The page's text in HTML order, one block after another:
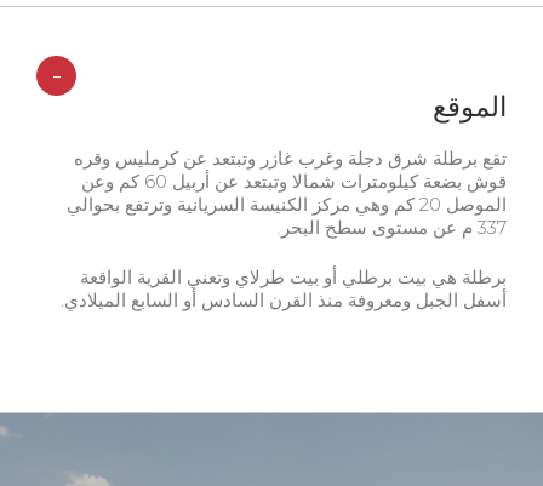
-
الموقع
تقع برطلة شرق دجلة وغرب غازر وتبتعد عن كرمليس وقره
قوش بضعة كيلومترات شمالا وتبتعد عن أربيل 60 كم وعن
الموصل 20 كم وهي مركز الكنيسة السريانية وترتفع بحوالي
337 م عن مستوى سطح البحر.
برطلة هي بيت برطلي أو بيت طرلاي وتعني القرية الواقعة
أسفل الجبل ومعروفة منذ القرن السادس أو السابع الميلادي.